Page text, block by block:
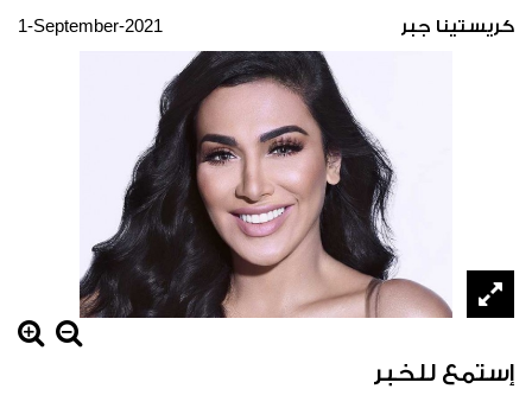
كريستينا جبر 1-September-2021
إستمع للخبر